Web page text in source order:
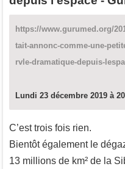
https://www.gurumed.org/
tait-annonc-comme-une-
rvle-dramatique-depuis-
Lundi 23 décembre 2019 à
C’est trois fois rien.
Bientôt également le
13 millions de km² de la